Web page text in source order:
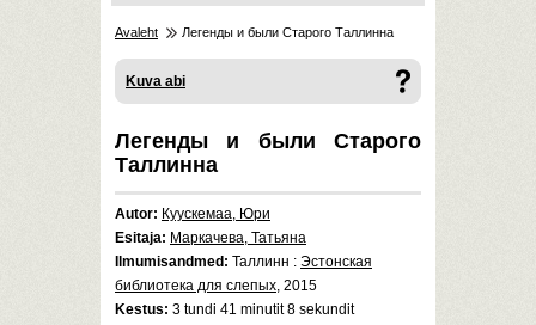
Avaleht Легенды и были Старого Таллинна
Kuva abi
Легенды и были Старого
Таллинна
Autor: Куускемаа, Юри
Esitaja: Маркачева, Татьяна
Ilmumisandmed: Таллинн : Эстонская
библиотека для слепых, 2015
Kestus: 3 tundi 41 minutit 8 sekundit